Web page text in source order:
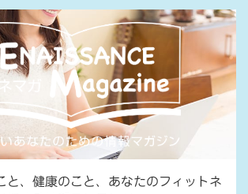
と、健康のこと、あなたのフィットネ